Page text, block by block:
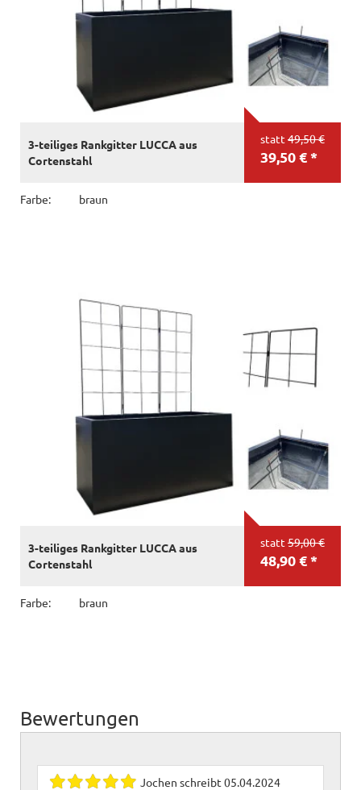
statt 49,50 €
39,50 € *
3-teiliges Rankgitter LUCCA aus
Cortenstahl
Farbe: braun
statt 59,00 €
48,90 € *
3-teiliges Rankgitter LUCCA aus
Cortenstahl
Farbe: braun
Bewertungen
Jochen schreibt 05.04.2024